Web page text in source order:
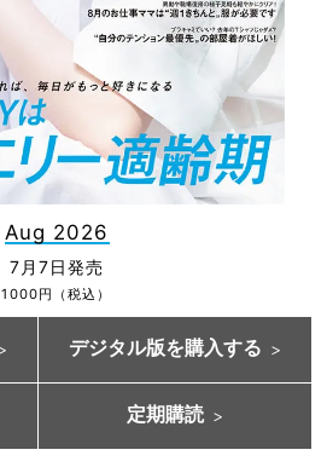
Aug 2026
7月7日発売
1000円（税込）
デジタル版を購入する
定期購読